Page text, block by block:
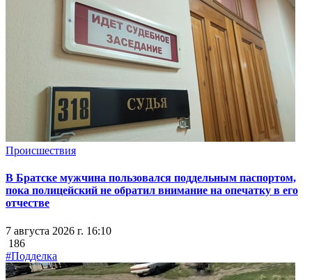
Происшествия
В Братске мужчина пользовался поддельным паспортом,
пока полицейский не обратил внимание на опечатку в его
отчестве
7 августа 2026 г. 16:10
186
#Подделка